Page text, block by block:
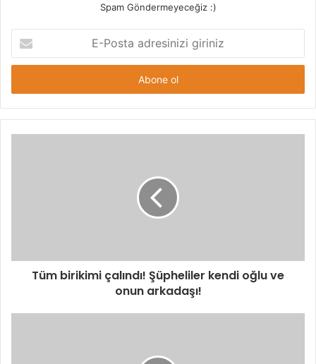
Spam Göndermeyeceğiz :)
Posta
adresinizi
Tüm birikimi çalındı! Şüpheliler kendi oğlu ve
onun arkadaşı!